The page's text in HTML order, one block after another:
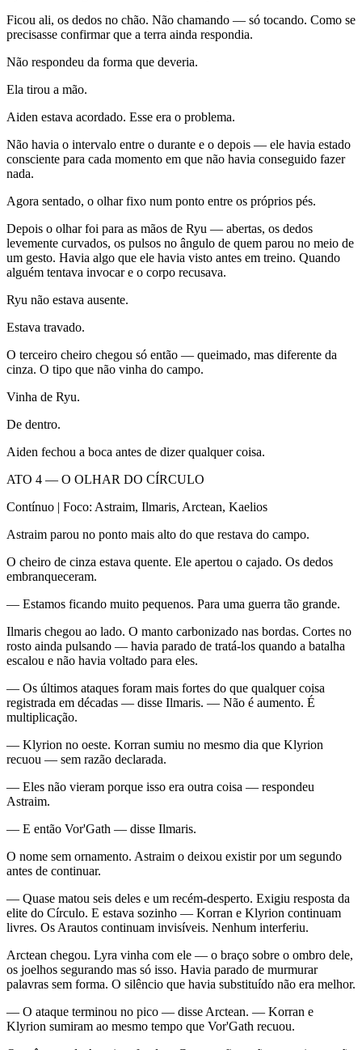
Ficou ali, os dedos no chão. Não chamando — só tocando. Como se
precisasse confirmar que a terra ainda respondia.
Não respondeu da forma que deveria.
Ela tirou a mão.
Aiden estava acordado. Esse era o problema.
Não havia o intervalo entre o durante e o depois — ele havia estado
consciente para cada momento em que não havia conseguido fazer
nada.
Agora sentado, o olhar fixo num ponto entre os próprios pés.
Depois o olhar foi para as mãos de Ryu — abertas, os dedos
levemente curvados, os pulsos no ângulo de quem parou no meio de
um gesto. Havia algo que ele havia visto antes em treino. Quando
alguém tentava invocar e o corpo recusava.
Ryu não estava ausente.
Estava travado.
O terceiro cheiro chegou só então — queimado, mas diferente da
cinza. O tipo que não vinha do campo.
Vinha de Ryu.
De dentro.
Aiden fechou a boca antes de dizer qualquer coisa.
ATO 4 — O OLHAR DO CÍRCULO
Contínuo | Foco: Astraim, Ilmaris, Arctean, Kaelios
Astraim parou no ponto mais alto do que restava do campo.
O cheiro de cinza estava quente. Ele apertou o cajado. Os dedos
embranqueceram.
— Estamos ficando muito pequenos. Para uma guerra tão grande.
Ilmaris chegou ao lado. O manto carbonizado nas bordas. Cortes no
rosto ainda pulsando — havia parado de tratá-los quando a batalha
escalou e não havia voltado para eles.
— Os últimos ataques foram mais fortes do que qualquer coisa
registrada em décadas — disse Ilmaris. — Não é aumento. É
multiplicação.
— Klyrion no oeste. Korran sumiu no mesmo dia que Klyrion
recuou — sem razão declarada.
— Eles não vieram porque isso era outra coisa — respondeu
Astraim.
— E então Vor'Gath — disse Ilmaris.
O nome sem ornamento. Astraim o deixou existir por um segundo
antes de continuar.
— Quase matou seis deles e um recém-desperto. Exigiu resposta da
elite do Círculo. E estava sozinho — Korran e Klyrion continuam
livres. Os Arautos continuam invisíveis. Nenhum interferiu.
Arctean chegou. Lyra vinha com ele — o braço sobre o ombro dele,
os joelhos segurando mas só isso. Havia parado de murmurar
palavras sem forma. O silêncio que havia substituído não era melhor.
— O ataque terminou no pico — disse Arctean. — Korran e
Klyrion sumiram ao mesmo tempo que Vor'Gath recuou.